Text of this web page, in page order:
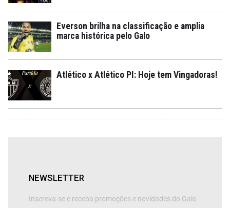
Everson brilha na classificação e amplia
marca histórica pelo Galo
Atlético x Atlético PI: Hoje tem Vingadoras!
NEWSLETTER
Inscreva-se e receba promoções e novidades do Galo